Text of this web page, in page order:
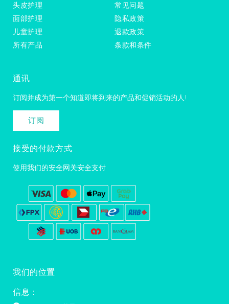
我们的位置
信息：
头皮护理
面部护理
儿童护理
所有产品
常见问题
隐私政策
退款政策
条款和条件
通讯
订阅并成为第一个知道即将到来的产品和促销活动的人!
订阅
接受的付款方式
使用我们的安全网关安全支付